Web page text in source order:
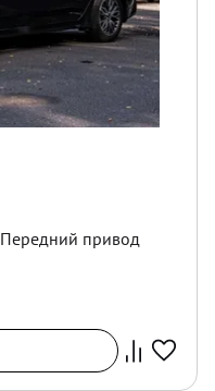
Передний привод